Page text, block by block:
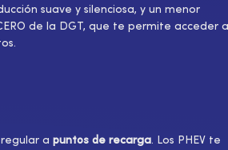
suave y silenciosa, y un menor
de la DGT, que te permite acceder a
a puntos de recarga. Los PHEV te